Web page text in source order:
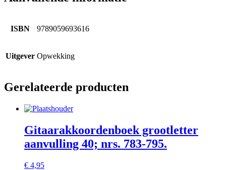
ISBN 9789059693616
Uitgever Opwekking
Gerelateerde producten
Gitaarakkoordenboek grootletter
aanvulling 40; nrs. 783-795.
€ 4,95